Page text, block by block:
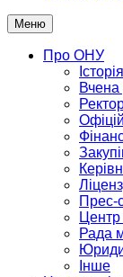
Меню
Про ОНУ
Вчена
Прес-
Центр
Рада
Інше